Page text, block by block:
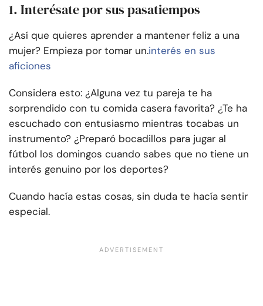
1. Interésate por sus pasatiempos
¿Así que quieres aprender a mantener feliz a una
mujer? Empieza por tomar un.interés en sus
aficiones
Considera esto: ¿Alguna vez tu pareja te ha
sorprendido con tu comida casera favorita? ¿Te ha
escuchado con entusiasmo mientras tocabas un
instrumento? ¿Preparó bocadillos para jugar al
fútbol los domingos cuando sabes que no tiene un
interés genuino por los deportes?
Cuando hacía estas cosas, sin duda te hacía sentir
especial.